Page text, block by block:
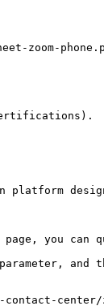
phone.pdf)
you can
center/